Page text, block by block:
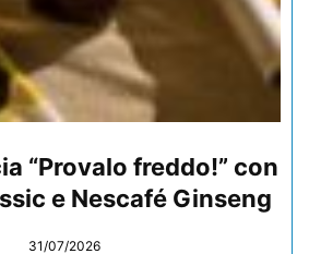
“Provalo freddo!” con
e Nescafé Ginseng
31/07/2026